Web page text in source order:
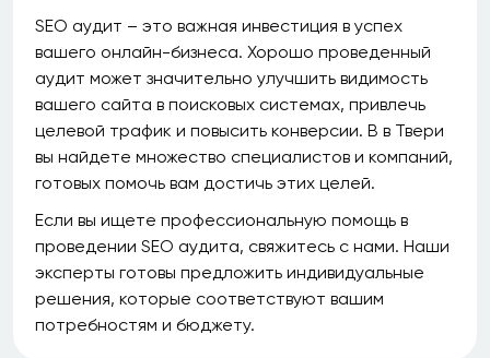
SEO аудит – это важная инвестиция в успех
вашего онлайн-бизнеса. Хорошо проведенный
аудит может значительно улучшить видимость
вашего сайта в поисковых системах, привлечь
целевой трафик и повысить конверсии. В в Твери
вы найдете множество специалистов и компаний,
готовых помочь вам достичь этих целей.
Если вы ищете профессиональную помощь в
проведении SEO аудита, свяжитесь с нами. Наши
эксперты готовы предложить индивидуальные
решения, которые соответствуют вашим
потребностям и бюджету.